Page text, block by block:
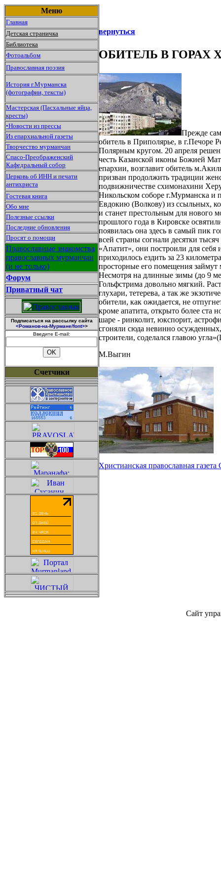
Меню
Главная
Детская страничка
Библиотека
Фотоальбом
Православная поэзия
История г.Мурманска
(фотографии, тексты)
Мастерская (Пасхальные яйца,
кресты)
•Новости из прессы
Из епархиальной газеты
Творчество мурманчан
Спасо-Преображенский
Кафедральный собор
Церковь об ИНН и печати
антихриста
Гостевая книга
Обо мне
Полезные ссылки
Последние обновления
Просят о помощи
Православные знакомства
православных мурманчан
(и не только)
Форум
Приватный чат
Подписаться на рассылку сайта
<Романов-на-Мурмане/font>>
Введите E-mail:
Счетчики
вернуться
ОБИТЕЛЬ В ГОРАХ
Прежде
обитель в Приполярье, в г.Печоре
Полярным кругом. 20 апреля
честь Казанской иконы Божией
епархии, возглавит обитель
призван продолжить традиции
подвижничестве схимонахини
Никольском соборе г.Мурманска и
Евдокию (Волкову) из ссыльных,
и станет престольным для нового
прошлого года в Кировске
появилась она здесь в самый пик
всей страны согнали десятки
«Апатит», они построили для
приходилось ездить за 23
просторные его помещения займут
Несмотря на длинные зимы (до 9
Гольфстрима довольно мягкий.
глухари, тетерева, а так же
обители, как ожидается, не
кроме апатита, открыто более ста
шаре - ринколит, юкспорит,
сгоняли сюда невинно
строители, соделался главою
М.Выгин
Христианская православная
Сайт